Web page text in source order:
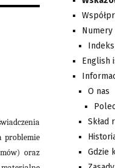
problemie
oraz
Numery
English
O nas
Skład
Gdzie